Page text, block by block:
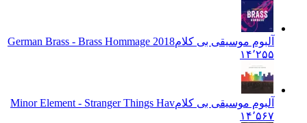
آلبوم موسیقی بی کلامGerman Brass - Brass Hommage 2018
۱۴٬۲۵۵
آلبوم موسیقی بی کلامMinor Element - Stranger Things Hav
۱۴٬۵۶۷